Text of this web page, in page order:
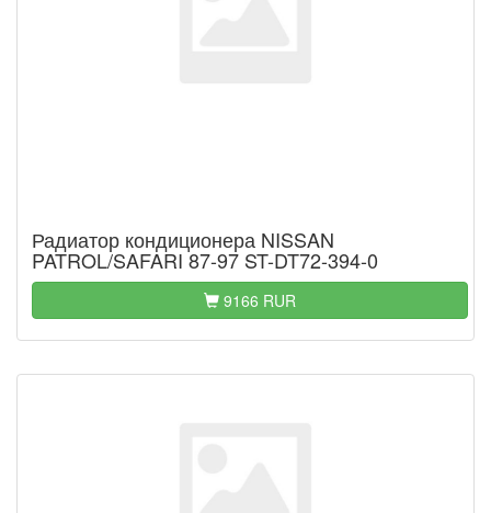
Радиатор кондиционера NISSAN
PATROL/SAFARI 87-97 ST-DT72-394-0
9166 RUR